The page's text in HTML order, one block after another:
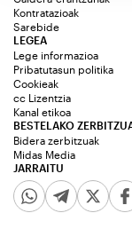
Kontratazioak
Sarebide
JARRAITU
LEGEA
Lege informazioa
Pribatutasun politika
Cookieak
cc Lizentzia
Kanal etikoa
BESTELAKO
Bidera zerbitzuak
Midas Media